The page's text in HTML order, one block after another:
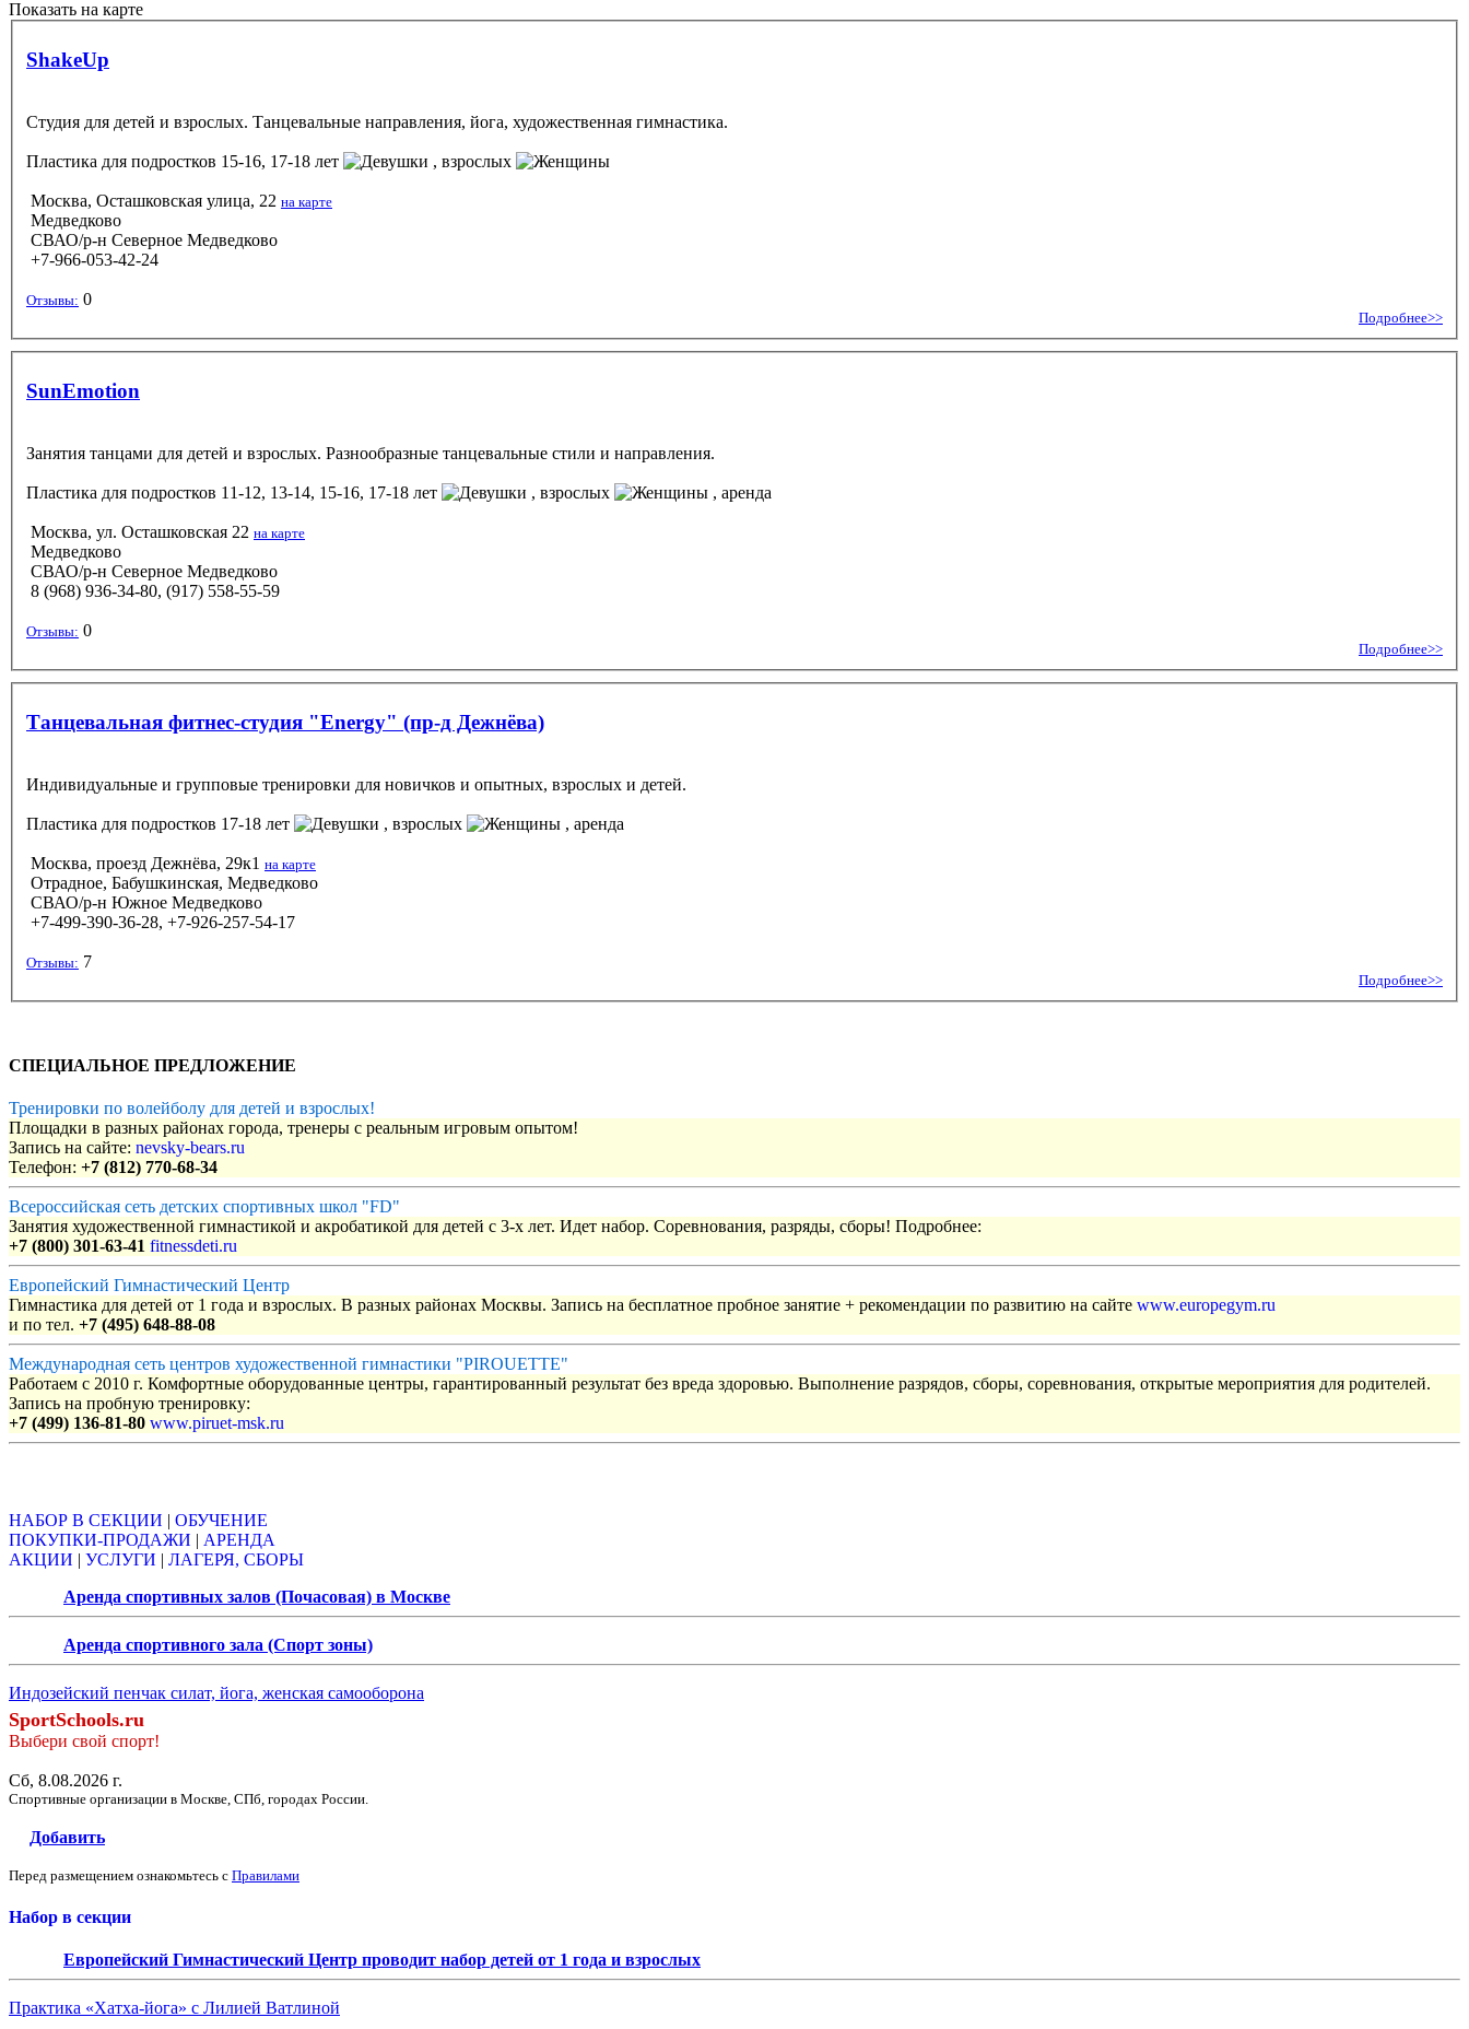
Показать на карте
ShakeUp
Студия для детей и взрослых. Танцевальные направления, йога, художественная гимнастика.
Пластика для подростков 15-16, 17-18 лет , взрослых
Москва, Осташковская улица, 22 на карте
Медведково
СВАО/р-н Северное Медведково
+7-966-053-42-24
Отзывы: 0
Подробнее>>
SunEmotion
Занятия танцами для детей и взрослых. Разнообразные танцевальные стили и направления.
Пластика для подростков 11-12, 13-14, 15-16, 17-18 лет , взрослых , аренда
Москва, ул. Осташковская 22 на карте
Медведково
СВАО/р-н Северное Медведково
8 (968) 936-34-80, (917) 558-55-59
Отзывы: 0
Подробнее>>
Танцевальная фитнес-студия "Energy" (пр-д Дежнёва)
Индивидуальные и групповые тренировки для новичков и опытных, взрослых и детей.
Пластика для подростков 17-18 лет , взрослых , аренда
Москва, проезд Дежнёва, 29к1 на карте
Отрадное, Бабушкинская, Медведково
СВАО/р-н Южное Медведково
+7-499-390-36-28, +7-926-257-54-17
Отзывы: 7
Подробнее>>
СПЕЦИАЛЬНОЕ ПРЕДЛОЖЕНИЕ
Тренировки по волейболу для детей и взрослых!
Площадки в разных районах города, тренеры с реальным игровым опытом!
Запись на сайте: nevsky-bears.ru
Телефон: +7 (812) 770-68-34
Всероссийская сеть детских спортивных школ "FD"
Занятия художественной гимнастикой и акробатикой для детей с 3-х лет. Идет набор. Соревнования, разряды, сборы! Подробнее:
+7 (800) 301-63-41 fitnessdeti.ru
Европейский Гимнастический Центр
Гимнастика для детей от 1 года и взрослых. В разных районах Москвы. Запись на бесплатное пробное занятие + рекомендации по развитию на сайте www.europegym.ru
и по тел. +7 (495) 648-88-08
Международная сеть центров художественной гимнастики "PIROUETTE"
Работаем с 2010 г. Комфортные оборудованные центры, гарантированный результат без вреда здоровью. Выполнение разрядов, сборы, соревнования, открытые мероприятия для родителей.
Запись на пробную тренировку:
+7 (499) 136-81-80 www.piruet-msk.ru
НАБОР В СЕКЦИИ | ОБУЧЕНИЕ
ПОКУПКИ-ПРОДАЖИ | АРЕНДА
АКЦИИ | УСЛУГИ | ЛАГЕРЯ, СБОРЫ
Аренда спортивных залов (Почасовая) в Москве
Аренда спортивного зала (Спорт зоны)
Индозейский пенчак силат, йога, женская самооборона
SportSchools.ru
Выбери свой спорт!
Сб, 8.08.2026 г.
Спортивные организации в Москве, СПб, городах России.
Добавить
Перед размещением ознакомьтесь с Правилами
Набор в секции
Европейский Гимнастический Центр проводит набор детей от 1 года и взрослых
Практика «Хатха-йога» с Лилией Ватлиной